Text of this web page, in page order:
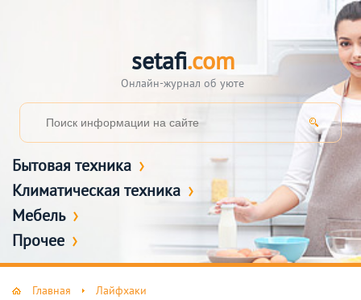
setafi.com
Онлайн-журнал об уюте
Бытовая техника
Климатическая техника
Мебель
Прочее
Главная Лайфхаки